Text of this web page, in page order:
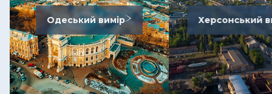
Одеський вимір Херсонський